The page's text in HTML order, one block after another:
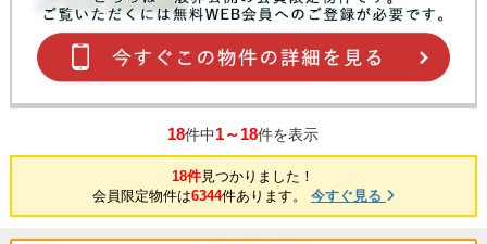
18件中1～18件を表示
18件見つかりました！
会員限定物件は6344件あります。 今すぐ見る